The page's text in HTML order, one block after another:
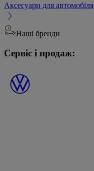
Аксесуари для автомобіля
Наші бренди
Сервіс і продаж: